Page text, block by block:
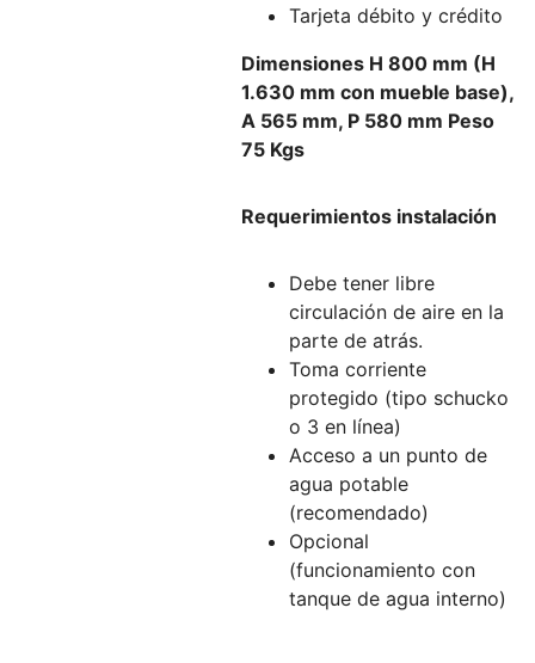
Tarjeta débito y crédito
Dimensiones H 800 mm (H
1.630 mm con mueble base),
A 565 mm, P 580 mm Peso
75 Kgs
Requerimientos instalación
Debe tener libre
circulación de aire en la
parte de atrás.
Toma corriente
protegido (tipo schucko
o 3 en línea)
Acceso a un punto de
agua potable
(recomendado)
Opcional
(funcionamiento con
tanque de agua interno)